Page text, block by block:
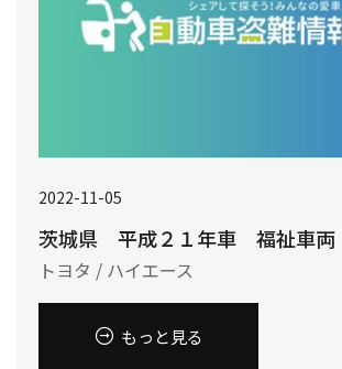
2022-11-05
茨城県 平成２１年車 福祉車
トヨタ / ハイエース
もっと見る